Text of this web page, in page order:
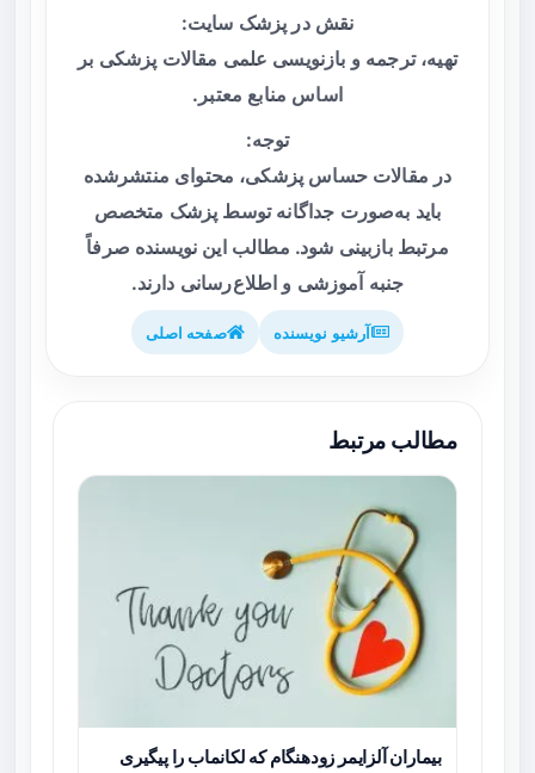
نقش در پزشک سایت:
تهیه، ترجمه و بازنویسی علمی مقالات پزشکی بر
اساس منابع معتبر.
توجه:
در مقالات حساس پزشکی، محتوای منتشرشده
باید به‌صورت جداگانه توسط پزشک متخصص
مرتبط بازبینی شود. مطالب این نویسنده صرفاً
جنبه آموزشی و اطلاع‌رسانی دارند.
آرشیو نویسنده صفحه اصلی
مطالب مرتبط
بیماران آلزایمر زودهنگام که لکانماب را پیگیری